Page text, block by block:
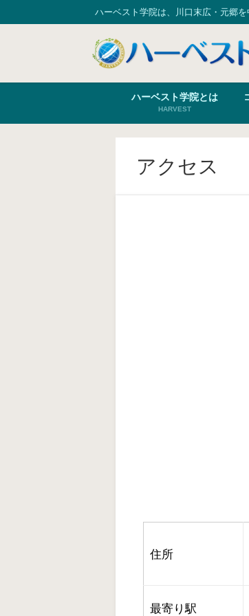
ハーベスト学院は、川口末広・元郷
ハーベスト学院とは
HARVEST
アクセス
住所
最寄り駅